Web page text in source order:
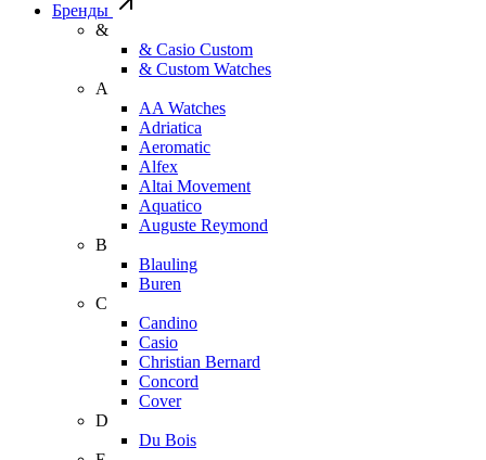
Бренды
&
& Casio Custom
& Custom Watches
A
AA Watches
Adriatica
Aeromatic
Alfex
Altai Movement
Aquatico
Auguste Reymond
B
Blauling
Buren
C
Candino
Casio
Christian Bernard
Concord
Cover
D
Du Bois